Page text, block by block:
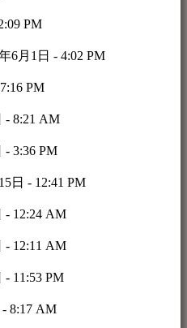
PM
6月1日 - 4:02 PM
PM
- 8:21 AM
- 3:36 PM
日 - 12:41 PM
- 12:24 AM
- 12:11 AM
- 11:53 PM
- 8:17 AM